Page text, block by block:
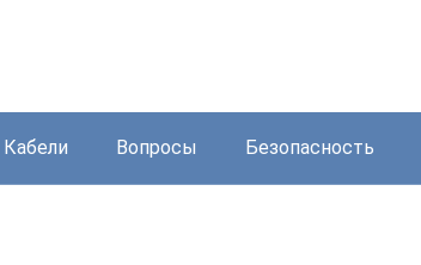
Кабели Вопросы Безопасность